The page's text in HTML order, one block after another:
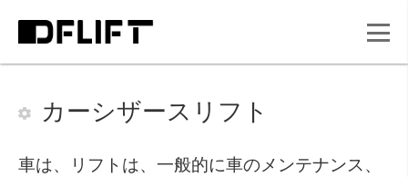
カーシザースリフト
車は、リフトは、一般的に車のメンテナンス、